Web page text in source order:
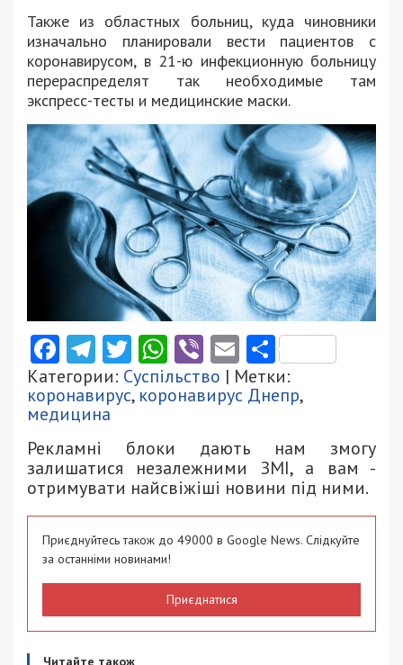
Также из областных больниц, куда чиновники
изначально планировали вести пациентов с
коронавирусом, в 21-ю инфекционную больницу
перераспределят так необходимые там
экспресс-тесты и медицинские маски.
Facebook
Telegram
Twitter
WhatsApp
ViberEmail
Категории: Суспільство | Метки:
коронавирус, коронавирус Днепр,
медицина
Рекламні блоки дають нам змогу
залишатися незалежними ЗМІ, а вам -
отримувати найсвіжіші новини під ними.
Приєднуйтесь також до 49000 в Google News. Слідкуйте
за останніми новинами!
Приєднатися
Читайте також